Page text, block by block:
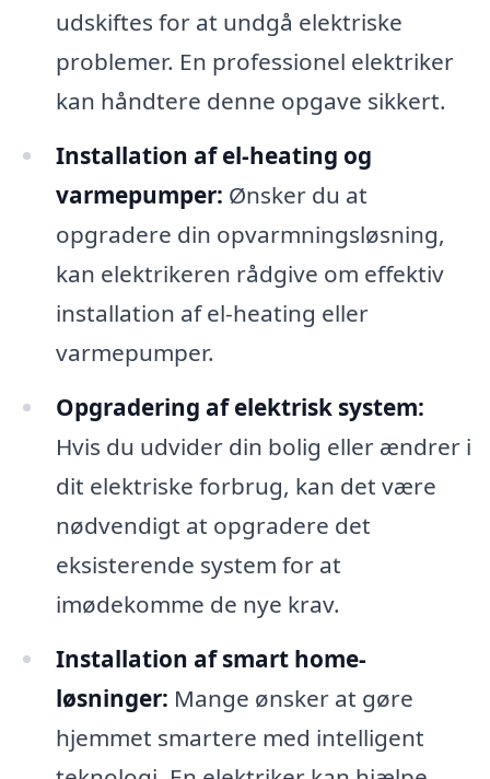
udskiftes for at undgå elektriske
problemer. En professionel elektriker
kan håndtere denne opgave sikkert.
Installation af el-heating og
varmepumper: Ønsker du at
opgradere din opvarmningsløsning,
kan elektrikeren rådgive om effektiv
installation af el-heating eller
varmepumper.
Opgradering af elektrisk system:
Hvis du udvider din bolig eller ændrer i
dit elektriske forbrug, kan det være
nødvendigt at opgradere det
eksisterende system for at
imødekomme de nye krav.
Installation af smart home-
løsninger: Mange ønsker at gøre
hjemmet smartere med intelligent